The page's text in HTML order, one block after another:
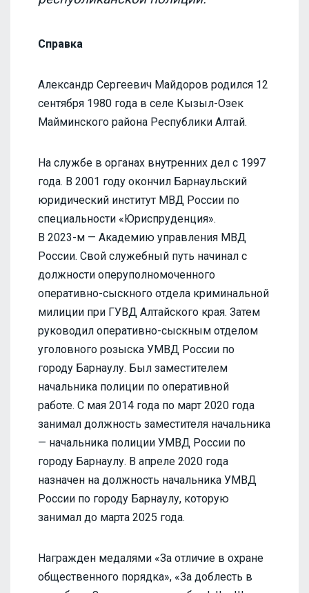
Справка
Александр Сергеевич Майдоров родился 12
сентября 1980 года в селе Кызыл-Озек
Майминского района Республики Алтай.
На службе в органах внутренних дел с 1997
года. В 2001 году окончил Барнаульский
юридический институт МВД России по
специальности «Юриспруденция».
В 2023-м — Академию управления МВД
России. Свой служебный путь начинал с
должности оперуполномоченного
оперативно-сыскного отдела криминальной
милиции при ГУВД Алтайского края. Затем
руководил оперативно-сыскным отделом
уголовного розыска УМВД России по
городу Барнаулу. Был заместителем
начальника полиции по оперативной
работе. С мая 2014 года по март 2020 года
занимал должность заместителя начальника
— начальника полиции УМВД России по
городу Барнаулу. В апреле 2020 года
назначен на должность начальника УМВД
России по городу Барнаулу, которую
занимал до марта 2025 года.
Награжден медалями «За отличие в охране
общественного порядка», «За доблесть в